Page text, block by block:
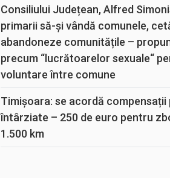
Consiliului Județean, Alfred
primarii să-și vândă comunele,
abandoneze comunitățile –
precum “lucrătoarelor sexuale“
voluntare între comune
Timișoara: se acordă
întârziate – 250 de euro pentru
1.500 km